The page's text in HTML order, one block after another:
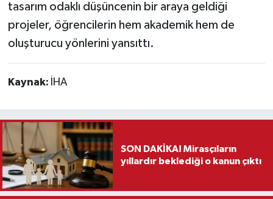
tasarım odaklı düşüncenin bir araya geldiği
projeler, öğrencilerin hem akademik hem de
oluşturucu yönlerini yansıttı.
Kaynak: İHA
SON DAKİKA! Mirasçıların
yıllardır beklediği o kanun çıktı